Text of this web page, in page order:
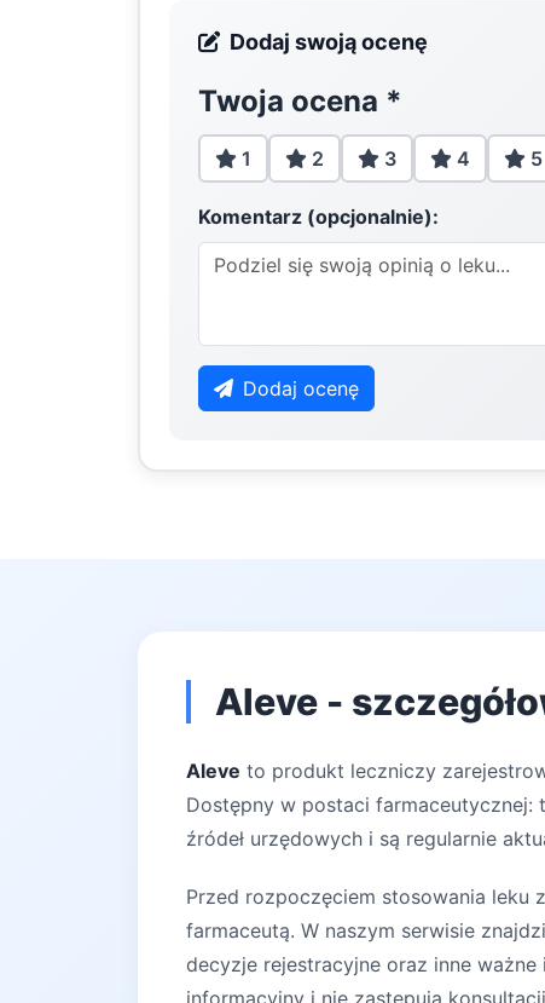
Dodaj swoją ocenę
Twoja ocena *
1 2 3 4 5
Komentarz (opcjonalnie):
Dodaj ocenę
Aleve -
Aleve to produkt leczniczy
Dostępny w postaci
źródeł urzędowych i są regularnie
Przed rozpoczęciem stosowania leku
farmaceutą. W naszym serwisie
decyzje rejestracyjne oraz inne
informacyjny i nie zastępują